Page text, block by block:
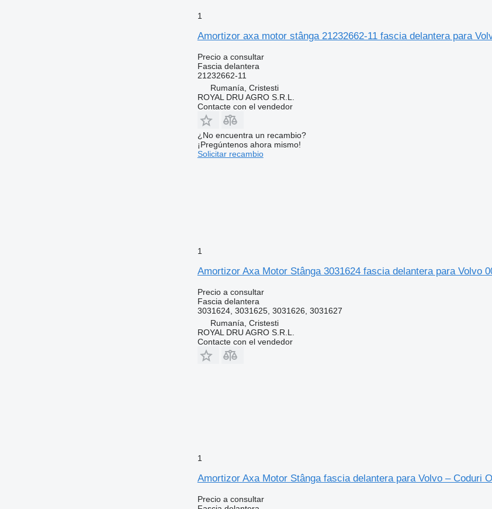
1
Amortizor axa motor stânga 21232662-11 fascia delantera para
Precio a consultar
Fascia delantera
21232662-11
Rumanía, Cristesti
ROYAL DRU AGRO S.R.L.
Contacte con el vendedor
¿No encuentra un recambio?
¡Pregúntenos ahora mismo!
Solicitar recambio
1
Amortizor Axa Motor Stânga 3031624 fascia delantera para Volvo
Precio a consultar
Fascia delantera
3031624, 3031625, 3031626, 3031627
Rumanía, Cristesti
ROYAL DRU AGRO S.R.L.
Contacte con el vendedor
1
Amortizor Axa Motor Stânga fascia delantera para Volvo – Coduri
Precio a consultar